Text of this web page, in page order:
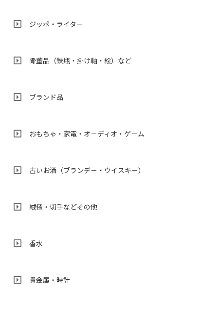
ジッポ・ライター
骨董品（鉄瓶・掛け軸・絵）など
ブランド品
おもちゃ・家電・オ－ディオ・ゲ－ム
古いお酒（ブランデ－・ウイスキ－）
絨毯・切手などその他
香水
貴金属・時計